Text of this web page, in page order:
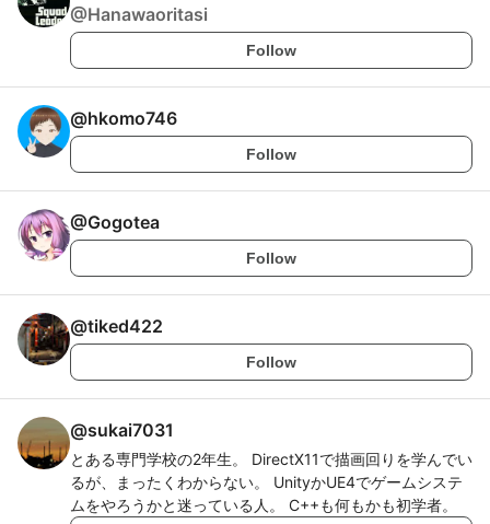
@Hanawaoritasi
Follow
@hkomo746
Follow
@Gogotea
Follow
@tiked422
Follow
@sukai7031
とある専門学校の2年生。 DirectX11で描画回りを学んでい
るが、まったくわからない。 UnityかUE4でゲームシステ
ムをやろうかと迷っている人。 C++も何もかも初学者。